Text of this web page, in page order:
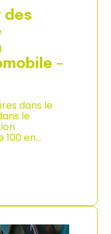
des
–
dans le
le
100 en…